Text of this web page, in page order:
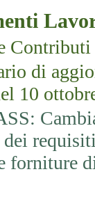
Contributi
di
10
forniture